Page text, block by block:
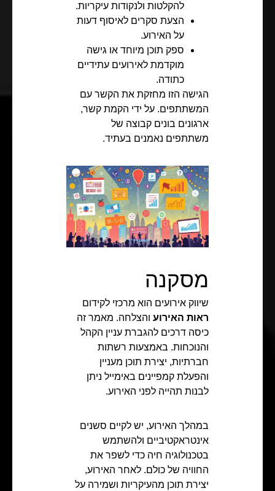
להקלטות ולנקודות עיקריות.
הצעת סקרים לאיסוף דעות
על האירוע.
ספק תוכן מיוחד או גישה
מוקדמת לאירועים עתידיים
כתודה.
הגישה הזו מחזקת את הקשר עם
המשתתפים. על ידי הקמת קשר,
ארגונים בונים קבוצה של
משתתפים נאמנים בעתיד.
מסקנה
שיווק אירועים הוא מרכזי לקידום
ראות האירוע והצלחה. מאמר זה
כיסה דרכים להגברת עניין הקהל
והנוכחות. באמצעות רשתות
חברתיות, יצירת תוכן מעניין
והפעלת קמפיינים באימייל ניתן
לבנות תהייה לפני האירוע.
במהלך האירוע, יש לקיים סשנים
אינטראקטיביים ולהשתמש
בטכנולוגיה חיה כדי לשפר את
החוויה של כולם. לאחר האירוע,
יצירת תוכן מהעיקריות ושמירה על